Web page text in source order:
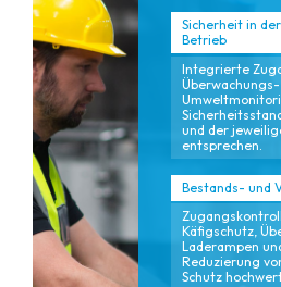
Sicherheit in
Betrieb
Integrierte
und der
entsprechen.
Bestands- und
Käfigschutz,
Laderampen
Reduzierung
Schutz